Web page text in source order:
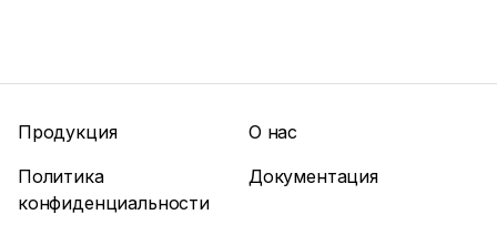
Продукция
О нас
Политика
конфиденциальности
Документация